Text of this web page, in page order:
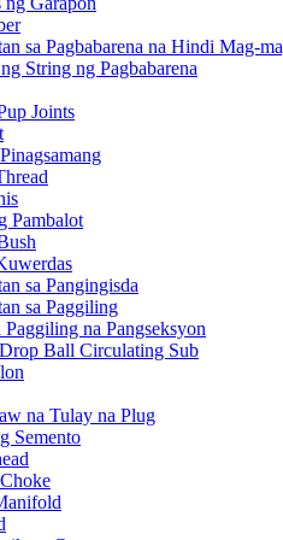
sa Pagbabarena na Hindi Mag-
String ng Pagbabarena
Joints
Pambalot
sa Pangingisda
sa Paggiling
Paggiling na Pangseksyon
Ball Circulating Sub
na Tulay na Plug
Semento